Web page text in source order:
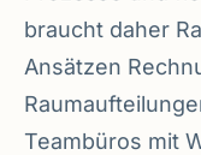
braucht daher
Ansätzen
Teambüros mit